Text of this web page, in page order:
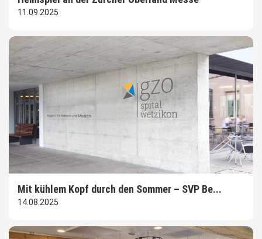
11.09.2025
Mit kühlem Kopf durch den Sommer – SVP Be...
14.08.2025